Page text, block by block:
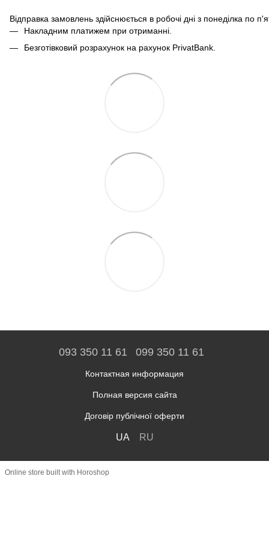
Відправка замовлень здійснюється в робочі дні з понеділка по
Накладним платижем при отриманні.
Безготівковий розрахунок на рахунок PrivatBank.
093 350 11 61 099 350 11 61
Контактная информация
Полная версия сайта
Договір публічної оферти
UA RU
Online store built with Horoshop